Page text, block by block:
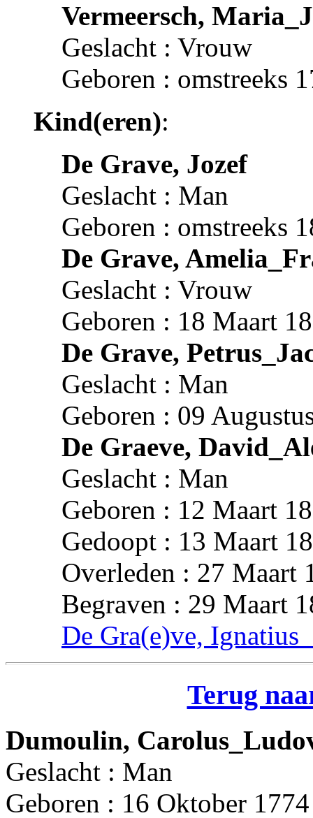
Vermeersch,
Geslacht : Vrouw
Geboren : omstreeks
Kind(eren):
De Grave, Jozef
Geslacht : Man
Geboren : omstreeks
De Grave,
Geslacht : Vrouw
Geboren : 18 Maart
De Grave,
Geslacht : Man
Geboren : 09
De Graeve,
Geslacht : Man
Geboren : 12 Maart
Gedoopt : 13 Maart
Overleden : 27 Maart
Begraven : 29 Maart
De Gra(e)ve,
Terug
Dumoulin,
Geslacht : Man
Geboren : 16 Oktober